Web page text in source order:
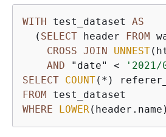
WITH test_dataset AS
  (
SELECT header FROM
CROSS JOIN UNNEST
AND "date" < '2021/
SELECT COUNT( *
FROM
WHERE
LOWER(header.name)